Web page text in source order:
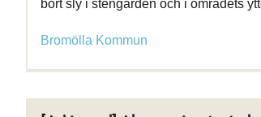
bort sly i stengärden och i områdets
Bromölla Kommun